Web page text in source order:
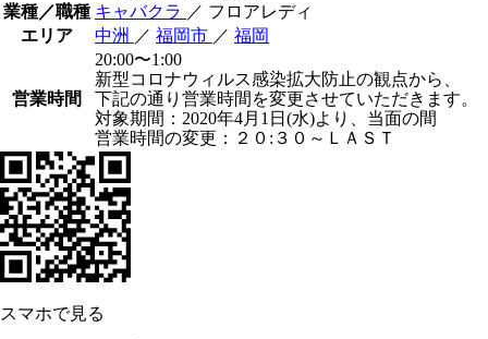
業種／職種 キャバクラ ／ フロアレディ
エリア
中洲 ／ 福岡市 ／ 福岡
営業時間
20:00〜1:00
新型コロナウィルス感染拡大防止の観点から、
下記の通り営業時間を変更させていただきます。
対象期間：2020年4月1日(水)より、当面の間
営業時間の変更：２０:３０～ＬＡＳＴ
スマホで見る